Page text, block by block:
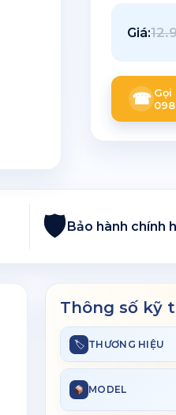
Giá:
☎ Gọi
🛡Bảo hành chính
Thông số kỹ
🏷 THƯƠNG HIỆU
MODEL